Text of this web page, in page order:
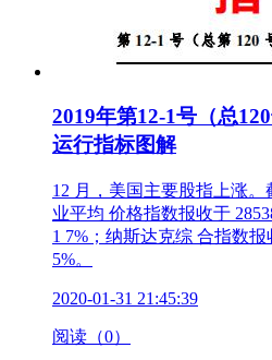
2019年第12-1号（总
运行指标图解
12 月，美国主要股指上涨。
业平均 价格指数报收于
1 7%；纳斯达克综 合指数报
5%。
2020-01-31 21:45:39
阅读（0）